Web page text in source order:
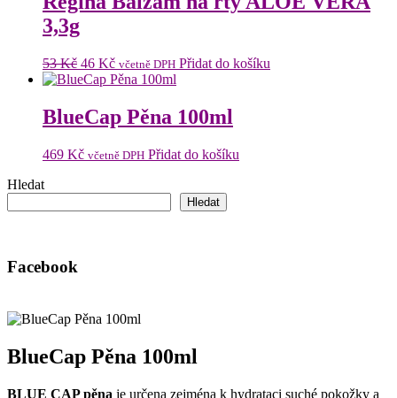
3,3g
53Kč Původní
cena
53 Kč.
46 KčAktuální
cena
46 Kč.
včetně DPH Přidat do košíku
BlueCap Pěna 100ml
469 Kč včetně DPH Přidat do košíku
Hledat
Hledat
Facebook
BlueCap Pěna 100ml
BLUE CAP pěna je určena zejména k hydrataci suché pokožky a